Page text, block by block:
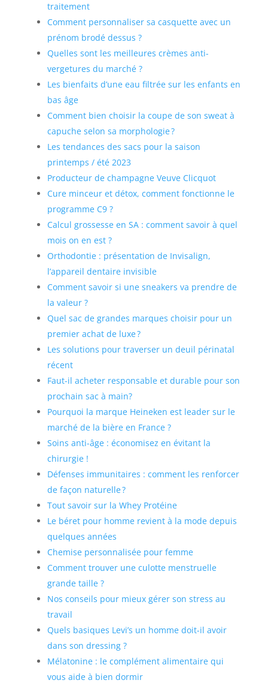
traitement
Comment personnaliser sa casquette avec un
prénom brodé dessus ?
Quelles sont les meilleures crèmes anti-
vergetures du marché ?
Les bienfaits d’une eau filtrée sur les enfants en
bas âge
Comment bien choisir la coupe de son sweat à
capuche selon sa morphologie ?
Les tendances des sacs pour la saison
printemps / été 2023
Producteur de champagne Veuve Clicquot
Cure minceur et détox, comment fonctionne le
programme C9 ?
Calcul grossesse en SA : comment savoir à quel
mois on en est ?
Orthodontie : présentation de Invisalign,
l’appareil dentaire invisible
Comment savoir si une sneakers va prendre de
la valeur ?
Quel sac de grandes marques choisir pour un
premier achat de luxe ?
Les solutions pour traverser un deuil périnatal
récent
Faut-il acheter responsable et durable pour son
prochain sac à main?
Pourquoi la marque Heineken est leader sur le
marché de la bière en France ?
Soins anti-âge : économisez en évitant la
chirurgie !
Défenses immunitaires : comment les renforcer
de façon naturelle ?
Tout savoir sur la Whey Protéine
Le béret pour homme revient à la mode depuis
quelques années
Chemise personnalisée pour femme
Comment trouver une culotte menstruelle
grande taille ?
Nos conseils pour mieux gérer son stress au
travail
Quels basiques Levi’s un homme doit-il avoir
dans son dressing ?
Mélatonine : le complément alimentaire qui
vous aide à bien dormir